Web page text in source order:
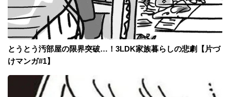
とうとう汚部屋の限界突破…！3LDK家族暮らしの悲劇【片づ
けマンガ#1】